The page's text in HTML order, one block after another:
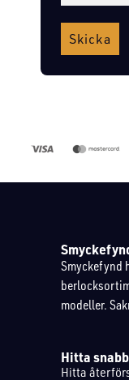
Skicka
Smyckefynd
modeller.
Hitta
Hitta